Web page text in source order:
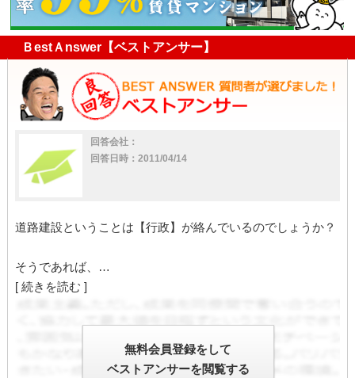
ＢestＡnswer【ベストアンサー】
回答会社：
回答日時：2011/04/14
道路建設ということは【行政】が絡んでいるのでしょうか？
そうであれば、…
[ 続きを読む ]
無料会員登録をして
ベストアンサーを閲覧する